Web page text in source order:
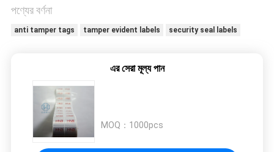
পণ্যের বর্ণনা
anti tamper tags tamper evident labels security seal labels
এর সেরা মূল্য পান
MOQ： 1000pcs